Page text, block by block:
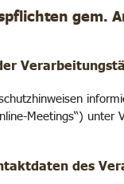
gem.
Meetings“) unter
des